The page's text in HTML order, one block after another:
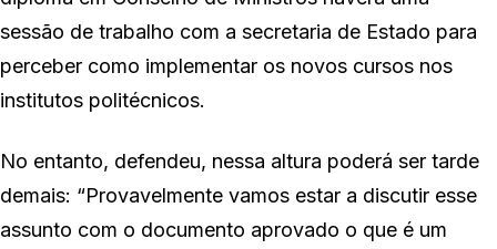
sessão de trabalho com a secretaria de Estado para
perceber como implementar os novos cursos nos
institutos politécnicos.
No entanto, defendeu, nessa altura poderá ser tarde
demais: “Provavelmente vamos estar a discutir esse
assunto com o documento aprovado o que é um